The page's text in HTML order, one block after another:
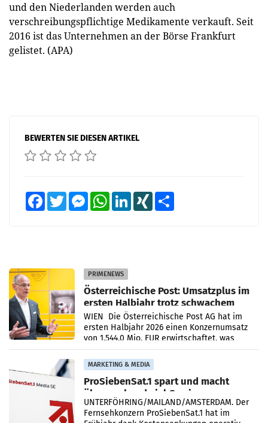
und den Niederlanden werden auch
verschreibungspflichtige Medikamente verkauft. Seit
2016 ist das Unternehmen an der Börse Frankfurt
gelistet. (APA)
BEWERTEN SIE DIESEN ARTIKEL
FacebookTwitter MessengerWhatsAppLinkedInXING
PRIMENEWS
Österreichische Post: Umsatzplus im
ersten Halbjahr trotz schwachem
Briefgeschäft
WIEN Die Österreichische Post AG hat im
ersten Halbjahr 2026 einen Konzernumsatz
von 1.544,0 Mio. EUR erwirtschaftet, was
einem Plus von 3,8 Prozent gegenüber dem
Vergleichszeitraum
MARKETING & MEDIA
ProSiebenSat.1 spart und macht
überraschend viel Gewinn
UNTERFÖHRING/MAILAND/AMSTERDAM. Der
Fernsehkonzern ProSiebenSat.1 hat im